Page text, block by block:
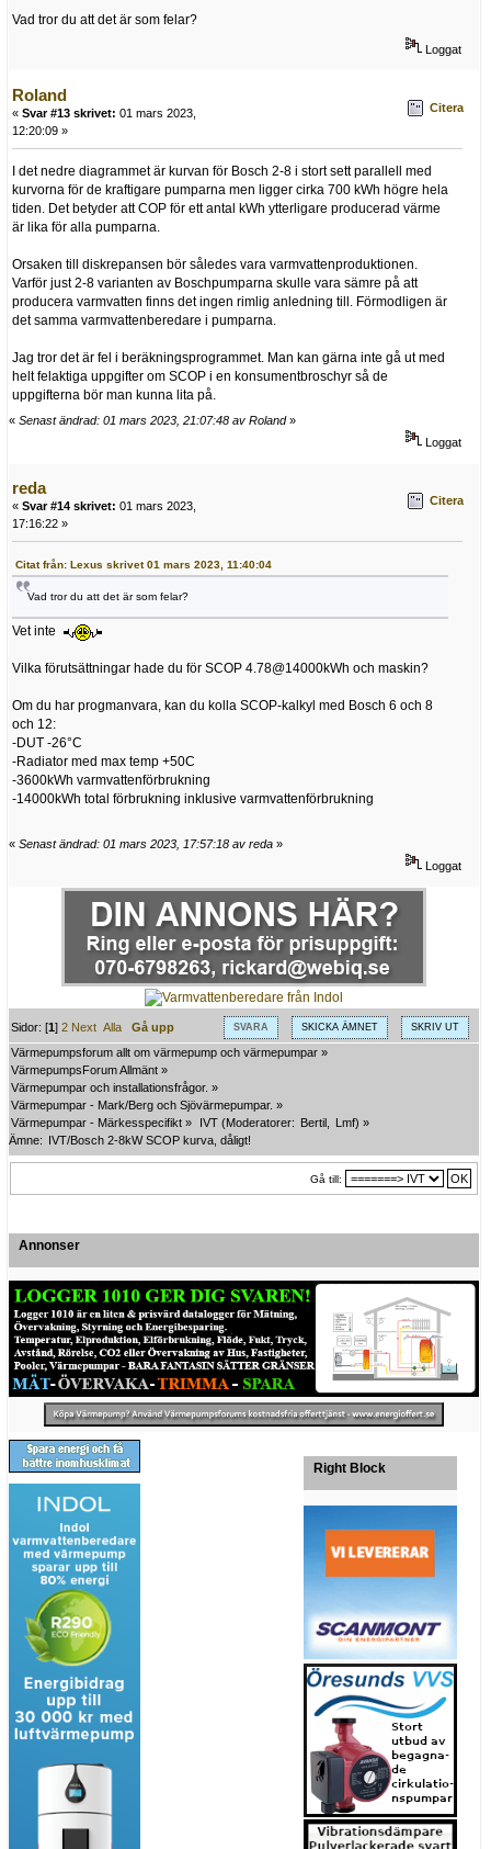
Vad tror du att det är som felar?
Loggat
Roland
« Svar #13 skrivet: 01 mars 2023,
12:20:09 »
Citera
I det nedre diagrammet är kurvan för Bosch 2-8 i stort sett parallell med
kurvorna för de kraftigare pumparna men ligger cirka 700 kWh högre hela
tiden. Det betyder att COP för ett antal kWh ytterligare producerad värme
är lika för alla pumparna.
Orsaken till diskrepansen bör således vara varmvattenproduktionen.
Varför just 2-8 varianten av Boschpumparna skulle vara sämre på att
producera varmvatten finns det ingen rimlig anledning till. Förmodligen är
det samma varmvattenberedare i pumparna.
Jag tror det är fel i beräkningsprogrammet. Man kan gärna inte gå ut med
helt felaktiga uppgifter om SCOP i en konsumentbroschyr så de
uppgifterna bör man kunna lita på.
« Senast ändrad: 01 mars 2023, 21:07:48 av Roland»
Loggat
reda
« Svar #14 skrivet: 01 mars 2023,
17:16:22 »
Citera
Citat från: Lexus skrivet 01 mars 2023, 11:40:04
Vad tror du att det är som felar?
Vet inte
Vilka förutsättningar hade du för SCOP 4.78@14000kWh och maskin?
Om du har progmanvara, kan du kolla SCOP-kalkyl med Bosch 6 och 8
och 12:
-DUT -26°C
-Radiator med max temp +50C
-3600kWh varmvattenförbrukning
-14000kWh total förbrukning inklusive varmvattenförbrukning
« Senast ändrad: 01 mars 2023, 17:57:18 av reda »
Loggat
SVARA SKICKA ÄMNET SKRIV UT
Sidor: [1]2 Next Alla
Gå upp
Värmepumpsforum allt om värmepump och värmepumpar »
VärmepumpsForum Allmänt »
Värmepumpar och installationsfrågor. »
Värmepumpar - Mark/Berg och Sjövärmepumpar. »
Värmepumpar - Märkesspecifikt » IVT (Moderatorer: Bertil Lmf) »
Ämne:
IVT/Bosch 2-8kW SCOP kurva, dåligt!
Gå till:
Annonser
Right Block